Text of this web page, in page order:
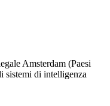
Amsterdam (Paesi
sistemi di intelligenza